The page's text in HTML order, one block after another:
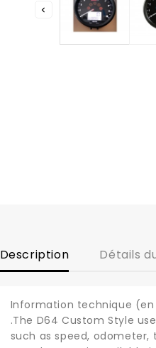

Description Détails
Information technique (en
.The D64 Custom Style
such as speed,